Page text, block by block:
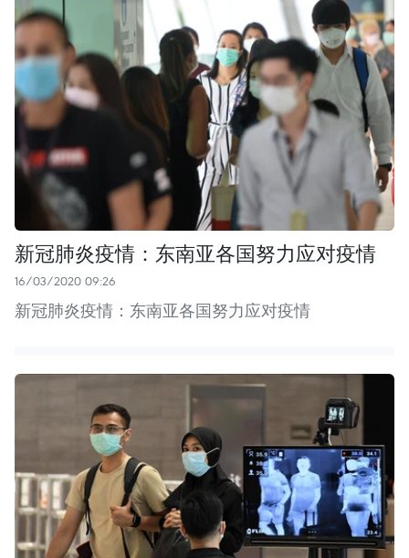
新冠肺炎疫情：东南亚各国努力应对疫情
16/03/2020 09:26
新冠肺炎疫情：东南亚各国努力应对疫情